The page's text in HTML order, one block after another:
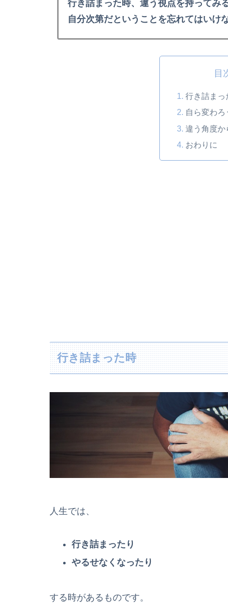
行き詰まった時、違う視点を持ってみ
自分次第だということを忘れてはいけな
目
行き詰まっ
自ら変わ
違う角度か
おわりに
行き詰まった時
人生では、
行き詰まったり
やるせなくなったり
する時があるものです。